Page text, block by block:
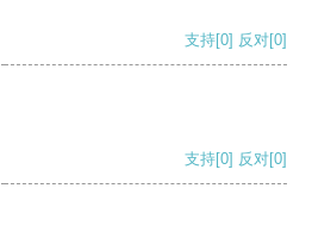
支持[0] 反对[0]
支持[0] 反对[0]